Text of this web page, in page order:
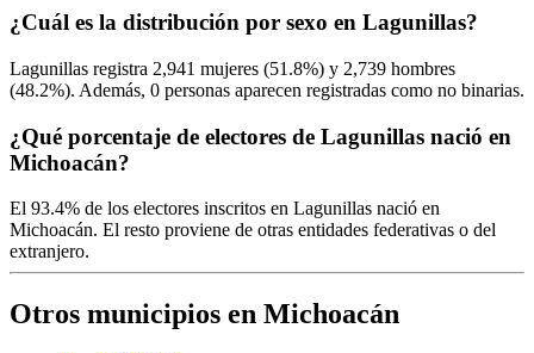
¿Cuál es la distribución por sexo en Lagunillas?
Lagunillas registra 2,941 mujeres (51.8%) y 2,739 hombres
(48.2%). Además, 0 personas aparecen registradas como no binarias.
¿Qué porcentaje de electores de Lagunillas nació en
Michoacán?
El 93.4% de los electores inscritos en Lagunillas nació en
Michoacán. El resto proviene de otras entidades federativas o del
extranjero.
Otros municipios en Michoacán